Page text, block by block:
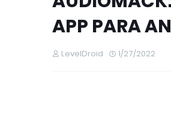
APP PARA
LevelDroid 1/27/2022